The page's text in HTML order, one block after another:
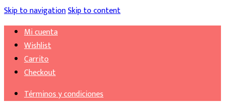
Skip to navigationSkip to content
Mi cuenta
Wishlist
Carrito
Checkout
Términos y condiciones